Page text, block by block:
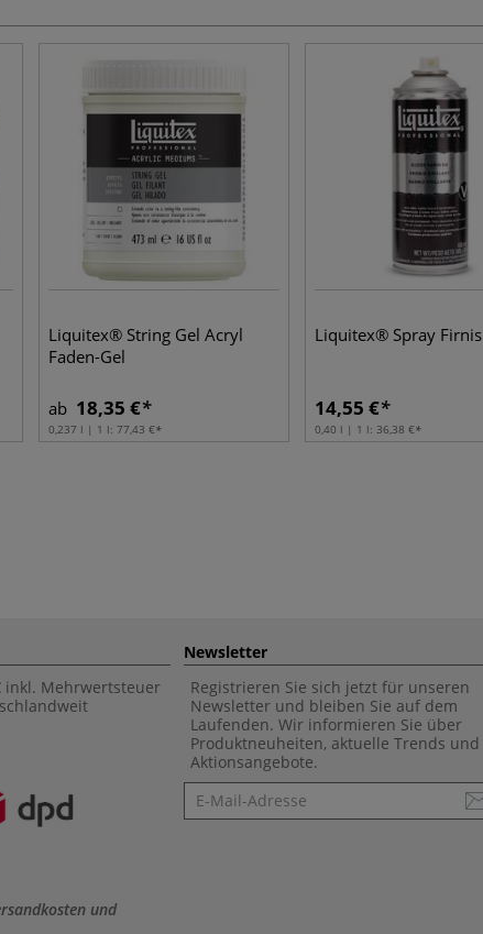
Liquitex® String Gel Acryl
Faden-Gel
ab 18,35 €
0,237 l | 1 l: 77,43 €
Liquitex® Spray Firnis
14,55 €
0,40 l | 1 l: 36,38 €
inkl. Mehrwertsteuer
und
Newsletter
Registrieren Sie sich jetzt für unseren
Newsletter und bleiben Sie auf dem
Laufenden. Wir informieren Sie über
Produktneuheiten, aktuelle Trends und
Aktionsangebote.
Newsletter